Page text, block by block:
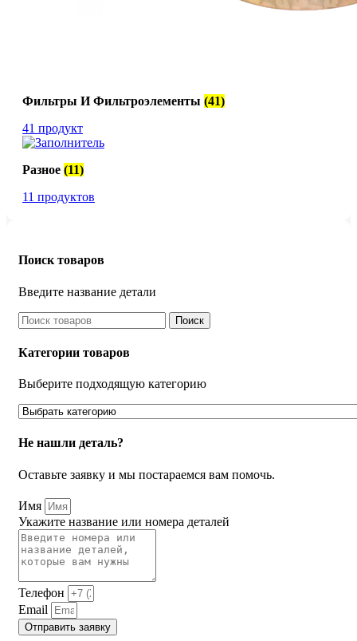
Фильтры И Фильтроэлементы (41)
41 продукт
Разное (11)
11 продуктов
Поиск товаров
Введите название детали
Поиск
Категории товаров
Выберите подходящую категорию
Не нашли деталь?
Оставьте заявку и мы постараемся вам помочь.
Имя
Укажите название или номера деталей
Телефон
Email
Отправить заявку